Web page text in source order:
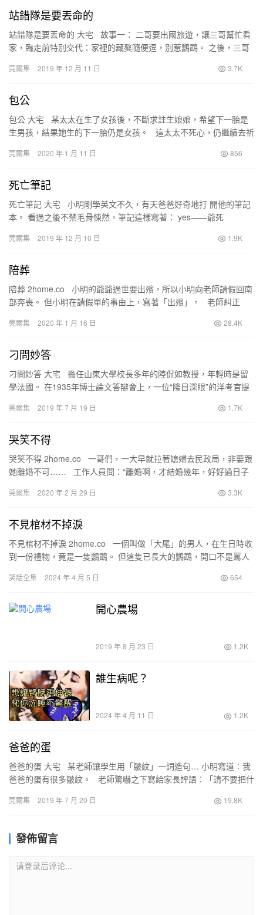
站錯隊是要丟命的
站錯隊是要丟命的 大宅 故事一： 二哥要出國旅遊，讓三哥幫忙看
家，臨走前特別交代：家裡的藏獒隨便逗，別惹鸚鵡。 之後，三哥
莞爾集 2019 年 12 月 11 日 3.7K
包公
包公 大宅 某太太在生了女孩後，不斷求註生娘娘，希望下一胎是
生男孩，結果她生的下一胎仍是女孩。 這太太不死心，仍繼續去祈
莞爾集 2020 年 1 月 11 日 856
死亡筆記
死亡筆記 大宅 小明剛學英文不久，有天爸爸好奇地打 開他的筆記
本。 看過之後不禁毛骨悚然，筆記這樣寫著： yes——爺死
莞爾集 2019 年 12 月 10 日 1.9K
陪葬
陪葬 2home.co 小明的爺爺過世要出殯，所以小明向老師請假回南
部奔喪。 但小明在請假單的事由上，寫著「出殯」。 老師糾正
莞爾集 2020 年 1 月 16 日 28.4K
刁問妙答
刁問妙答 大宅 擔任山東大學校長多年的陸侃如教授，年輕時是留
學法國。 在1935年博士論文答辯會上，一位“隆目深眼”的洋考官提
莞爾集 2019 年 7 月 19 日 1.7K
哭笑不得
哭笑不得 2home.co 一哥們，一大早就拉著媳婦去民政局，非要跟
她離婚不可…… 工作人員問：“離婚啊，才結婚幾年，好好過日子
莞爾集 2020 年 2 月 29 日 3.3K
不見棺材不掉淚
不見棺材不掉淚 2home.co 一個叫做「大尾」的男人，在生日時收
到一份禮物，竟是一隻鸚鵡。 但這隻已長大的鸚鵡，開口不是罵人
笑話全集 2024 年 4 月 5 日 654
開心農場
2019 年 8 月 23 日 1.2K
誰生病呢？
2024 年 4 月 11 日 1.2K
爸爸的蛋
爸爸的蛋 大宅 某老師讓學生用「皺紋」一詞造句… 小明寫道︰我
爸爸的蛋有很多皺紋。 老師驚嚇之下寫給家長評語︰「請不要把什
莞爾集 2019 年 7 月 20 日 19.8K
發佈留言
请登录后评论...